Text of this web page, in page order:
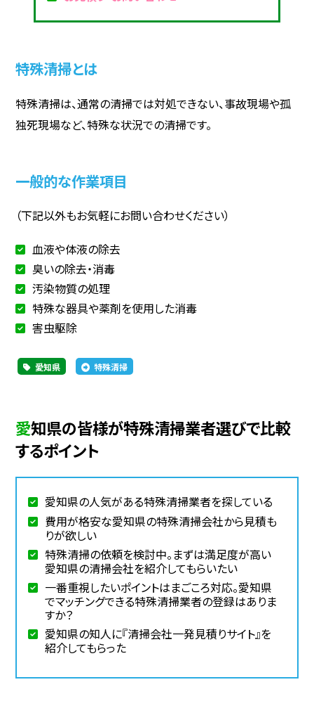
特殊清掃とは
特殊清掃は、通常の清掃では対処できない、事故現場や孤
独死現場など、特殊な状況での清掃です。
一般的な作業項目
（下記以外もお気軽にお問い合わせください）
血液や体液の除去
臭いの除去・消毒
汚染物質の処理
特殊な器具や薬剤を使用した消毒
害虫駆除
愛知県 特殊清掃
愛知県の皆様が特殊清掃業者選びで比較
するポイント
愛知県の人気がある特殊清掃業者を探している
費用が格安な愛知県の特殊清掃会社から見積も
りが欲しい
特殊清掃の依頼を検討中。まずは満足度が高い
愛知県の清掃会社を紹介してもらいたい
一番重視したいポイントはまごころ対応。愛知県
でマッチングできる特殊清掃業者の登録はありま
すか？
愛知県の知人に『清掃会社一発見積りサイト』を
紹介してもらった